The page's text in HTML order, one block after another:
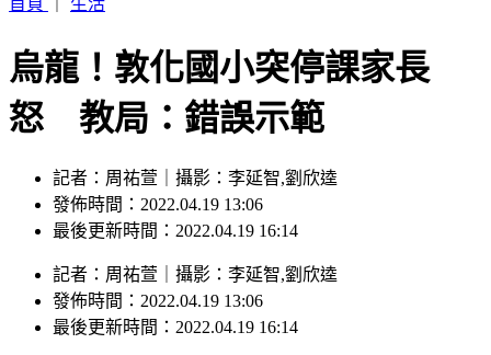
首頁
生活
烏龍！敦化國小突停課家長
怒 教局：錯誤示範
記者：周祐萱｜攝影：李延智,劉欣逵
發佈時間：2022.04.19 13:06
最後更新時間：2022.04.19 16:14
記者 ： 周祐萱 攝影 ： 李延智,劉欣逵
發佈時間： 2022.04.19 13:06
最後更新時間： 2022.04.19 16:14